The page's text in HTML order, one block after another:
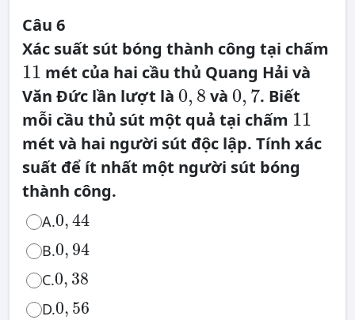
Câu 6
Xác suất sút bóng thành công tại chấm
11
11 mét của hai cầu thủ Quang Hải và
Văn Đức lần lượt là 0, 8
0
,
8 và 0, 7
0
,
7
. Biết
mỗi cầu thủ sút một quả tại chấm 11
11
mét và hai người sút độc lập. Tính xác
suất để ít nhất một người sút bóng
thành công.
A.0,44
0 44
B.0, 94
0 94
C.0, 38
0 38
D.0, 56
0 56